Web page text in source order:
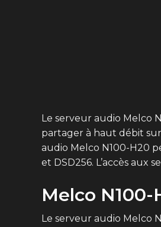
Le serveur audio Melco
partager à haut débit
audio Melco N100-H20
et DSD256. L’accès aux
Melco
Le serveur audio Melco